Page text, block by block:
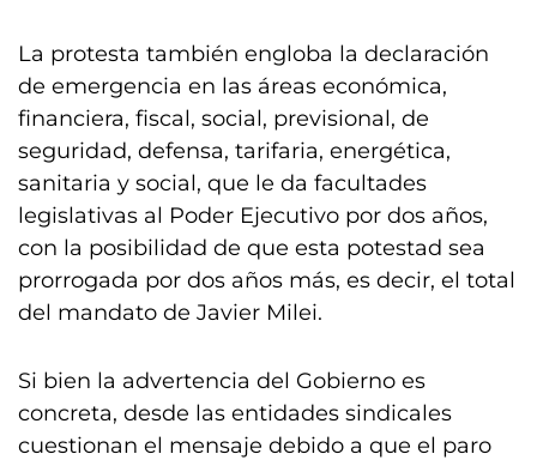
La protesta también engloba la declaración
de emergencia en las áreas económica,
financiera, fiscal, social, previsional, de
seguridad, defensa, tarifaria, energética,
sanitaria y social, que le da facultades
legislativas al Poder Ejecutivo por dos años,
con la posibilidad de que esta potestad sea
prorrogada por dos años más, es decir, el total
del mandato de Javier Milei.
Si bien la advertencia del Gobierno es
concreta, desde las entidades sindicales
cuestionan el mensaje debido a que el paro